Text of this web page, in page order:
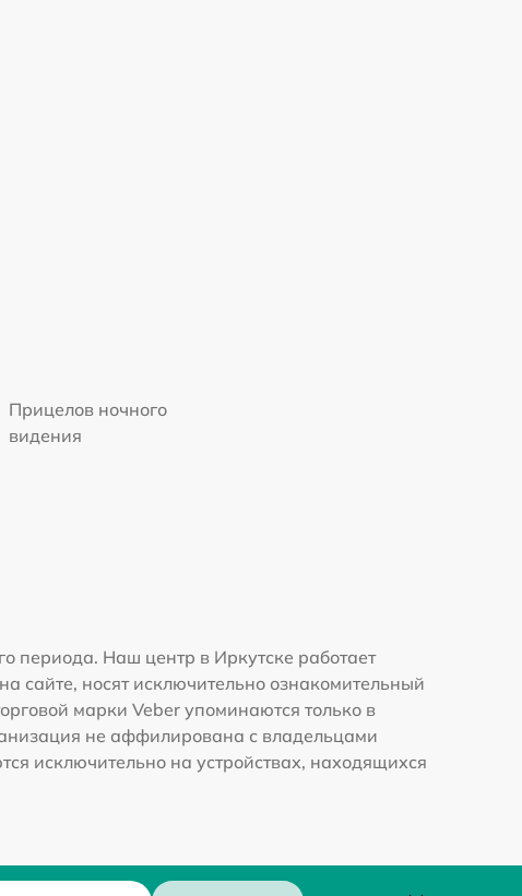
Прицелов ночного
видения
периода. Наш центр в Иркутске работает
сайте, носят исключительно ознакомительный
марки Veber упоминаются только в
не аффилирована с владельцами
исключительно на устройствах, находящихся